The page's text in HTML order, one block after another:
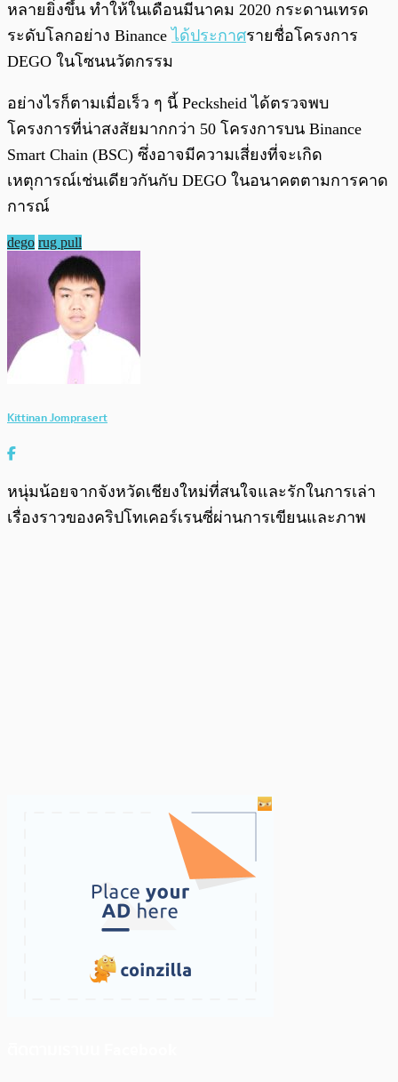
หลายยิ่งขึ้น ทำให้ในเดือนมีนาคม 2020 กระดานเทรด
ระดับโลกอย่าง Binance ได้ประกาศรายชื่อโครงการ
DEGO ในโซนนวัตกรรม
อย่างไรก็ตามเมื่อเร็ว ๆ นี้ Pecksheid ได้ตรวจพบ
โครงการที่น่าสงสัยมากกว่า 50 โครงการบน Binance
Smart Chain (BSC) ซึ่งอาจมีความเสี่ยงที่จะเกิด
เหตุการณ์เช่นเดียวกันกับ DEGO ในอนาคตตามการคาด
การณ์
dego rug pull
Kittinan Jomprasert
หนุ่มน้อยจากจังหวัดเชียงใหม่ที่สนใจและรักในการเล่า
เรื่องราวของคริปโทเคอร์เรนซี่ผ่านการเขียนและภาพ